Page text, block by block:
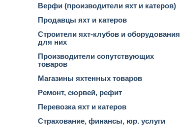
Верфи (производители яхт и катеров)
Продавцы яхт и катеров
Строители яхт-клубов и оборудования
для них
Производители сопутствующих
товаров
Магазины яхтенных товаров
Ремонт, сюрвей, рефит
Перевозка яхт и катеров
Страхование, финансы, юр. услуги